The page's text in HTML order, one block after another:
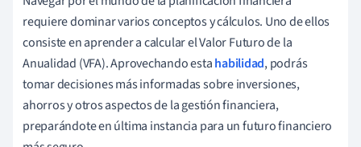
requiere dominar varios conceptos y cálculos. Uno de ellos
consiste en aprender a calcular el Valor Futuro de la
Anualidad (VFA). Aprovechando estahabilidad, podrás
tomar decisiones más informadas sobre inversiones,
ahorros y otros aspectos de la gestión financiera,
preparándote en última instancia para un futuro financiero